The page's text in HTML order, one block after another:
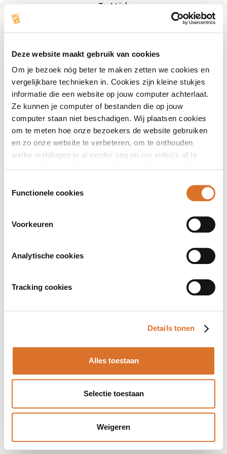
Deze website maakt gebruik van cookies
Om je bezoek nóg beter te maken zetten we cookies en
vergelijkbare technieken in. Cookies zijn kleine stukjes
informatie die een website op jouw computer achterlaat.
Ze kunnen je computer of bestanden die op jouw
computer staan niet beschadigen. Wij plaatsen cookies
om te meten hoe onze bezoekers de website gebruiken
en zo onze website te verbeteren, om te onthouden
welke meldingen je al eerder zag en om video’s af te
Functionele cookies
Voorkeuren
Analytische cookies
Tracking cookies
Details tonen
Alles toestaan
Selectie toestaan
Weigeren
Text Link